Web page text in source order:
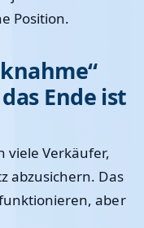
Position.
Ende ist
viele Verkäufer,
abzusichern. Das
aber